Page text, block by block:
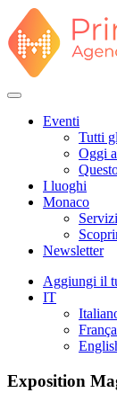
Eventi
Tutti
Oggi
I luoghi
Monaco
Servizi
Newsletter
Aggiungi il
IT
Exposition